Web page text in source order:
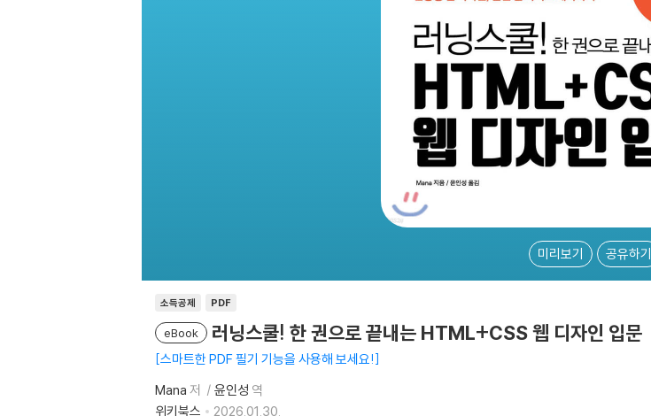
미리보기 공유하기
소득공제 PDF
eBook 러닝스쿨! 한 권으로 끝내는 HTML+CSS 웹 디자인 입문
스마트한 PDF 필기 기능을 사용해 보세요!
Mana 저 윤인성 역
위키북스
2026.01.30.